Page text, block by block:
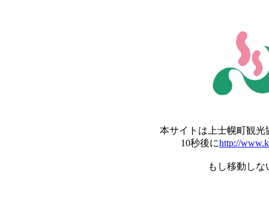
本サイトは上士幌町観
10秒後にhttp://
もし移動しな